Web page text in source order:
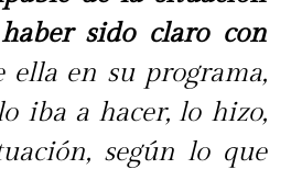
sido claro con
ella en su programa,
iba a hacer, lo hizo,
según lo que